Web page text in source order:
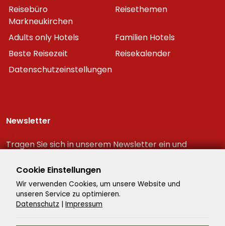
Reisebüro
Markneukirchen
Reisethemen
Adults only Hotels
Familien Hotels
Beste Reisezeit
Reisekalender
Datenschutzeinstellungen
Newsletter
Tragen Sie sich in unserem Newsletter ein und
Reiseschnäppchen!
Cookie Einstellungen
Wir verwenden Cookies, um unsere Website und
unseren Service zu optimieren.
Datenschutz | Impressum